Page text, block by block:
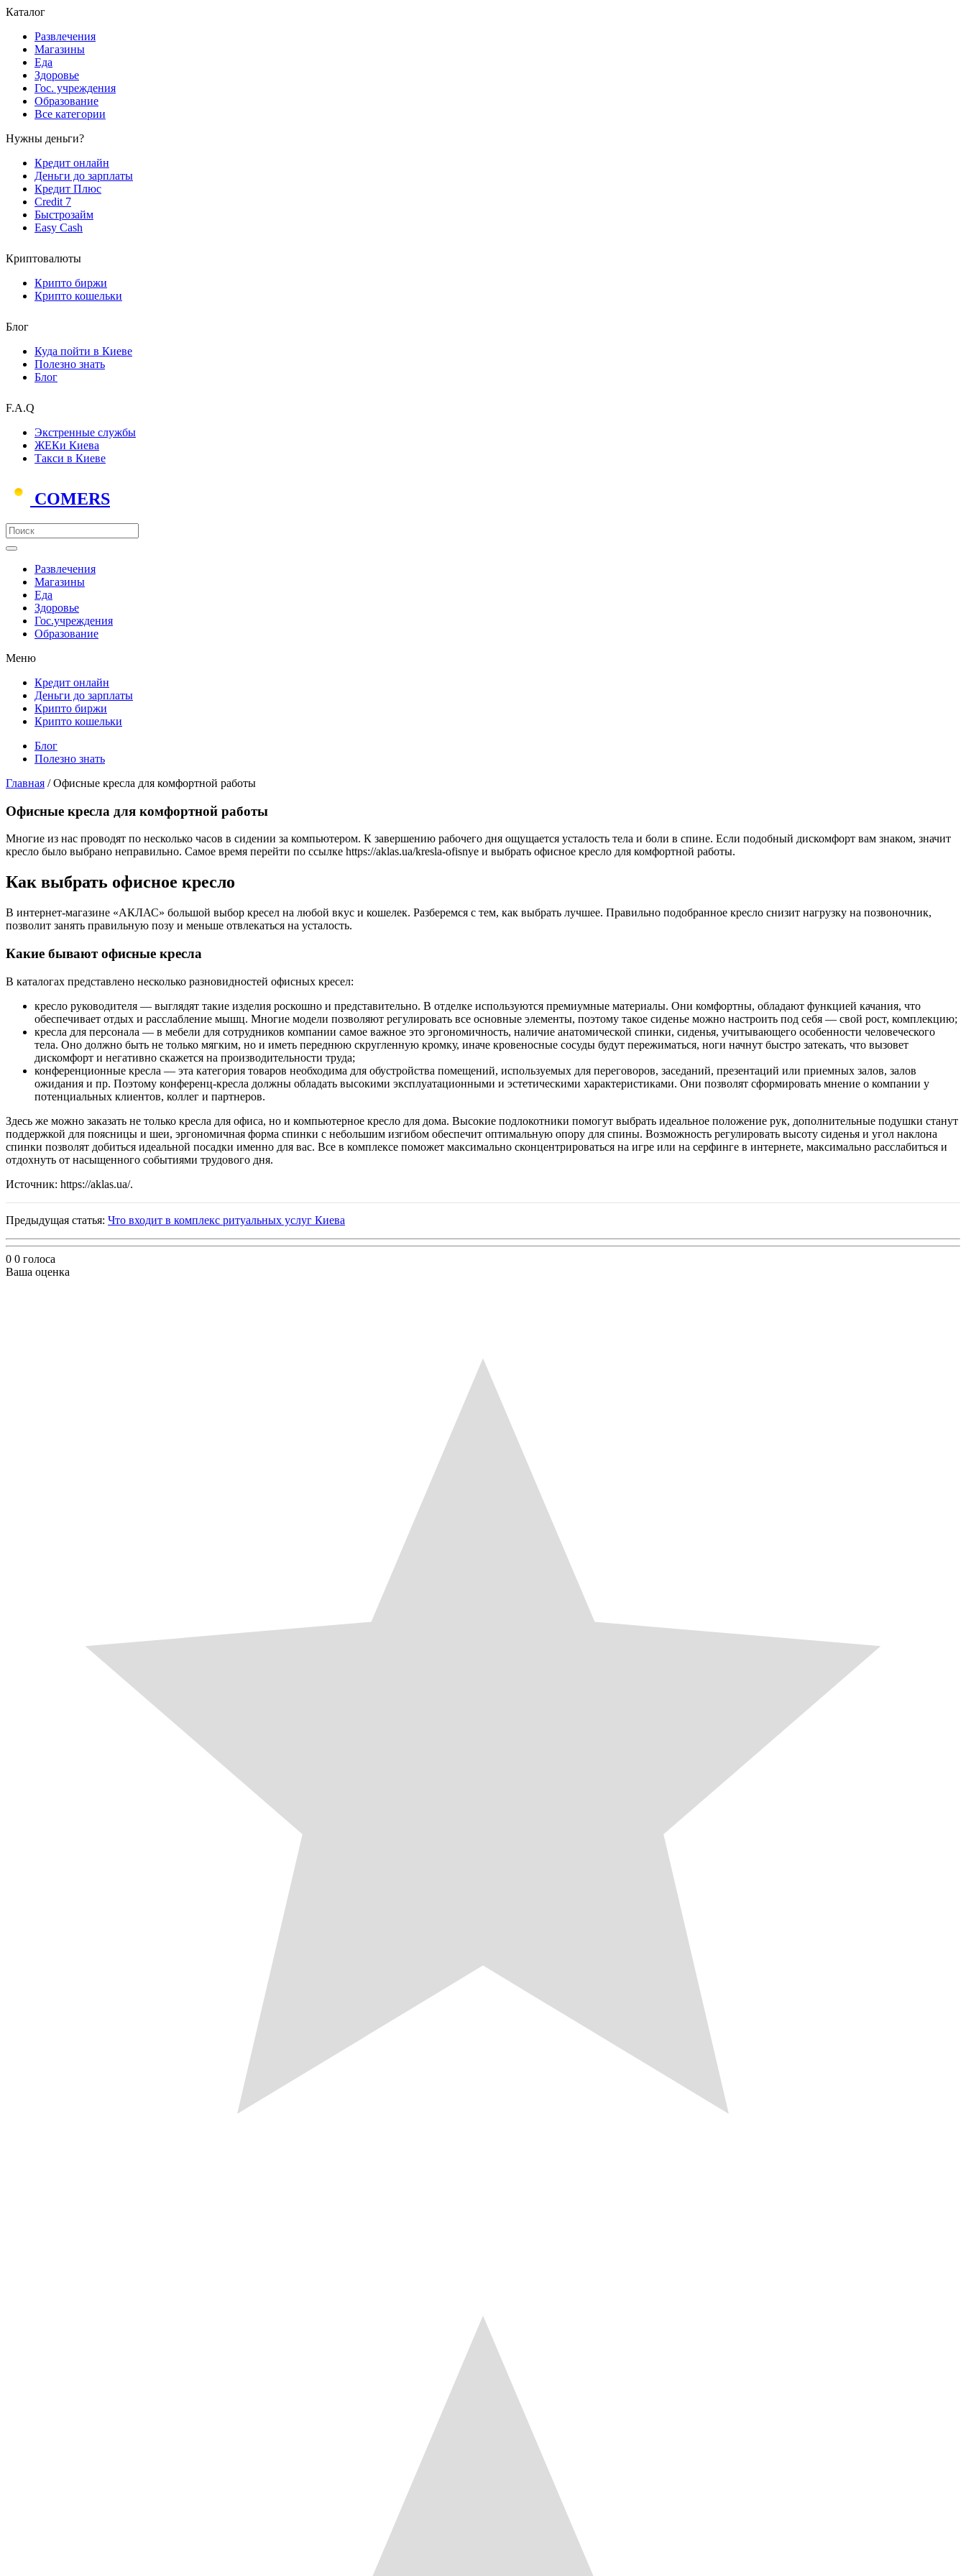
Каталог
Развлечения
Магазины
Еда
Здоровье
Гос. учреждения
Образование
Все категории
Нужны деньги?
Кредит онлайн
Деньги до зарплаты
Кредит Плюс
Credit 7
Быстрозайм
Easy Cash
Криптовалюты
Крипто биржи
Крипто кошельки
Блог
Куда пойти в Киеве
Полезно знать
Блог
F.A.Q
Экстренные службы
ЖЕКи Киева
Такси в Киеве
COMERS
Развлечения
Магазины
Еда
Здоровье
Гос.учреждения
Образование
Меню
Кредит онлайн
Деньги до зарплаты
Крипто биржи
Крипто кошельки
Блог
Полезно знать
Главная / Офисные кресла для комфортной работы
Офисные кресла для комфортной работы
Многие из нас проводят по несколько часов в сидении за компьютером. К завершению рабочего дня ощущается усталость тела и боли в спине. Если подобный дискомфорт вам знаком, значит
кресло было выбрано неправильно. Самое время перейти по ссылке https://aklas.ua/kresla-ofisnye и выбрать офисное кресло для комфортной работы.
Как выбрать офисное кресло
В интернет-магазине «АКЛАС» большой выбор кресел на любой вкус и кошелек. Разберемся с тем, как выбрать лучшее. Правильно подобранное кресло снизит нагрузку на позвоночник,
позволит занять правильную позу и меньше отвлекаться на усталость.
Какие бывают офисные кресла
В каталогах представлено несколько разновидностей офисных кресел:
кресло руководителя — выглядят такие изделия роскошно и представительно. В отделке используются премиумные материалы. Они комфортны, обладают функцией качания, что
обеспечивает отдых и расслабление мышц. Многие модели позволяют регулировать все основные элементы, поэтому такое сиденье можно настроить под себя — свой рост, комплекцию;
кресла для персонала — в мебели для сотрудников компании самое важное это эргономичность, наличие анатомической спинки, сиденья, учитывающего особенности человеческого
тела. Оно должно быть не только мягким, но и иметь переднюю скругленную кромку, иначе кровеносные сосуды будут пережиматься, ноги начнут быстро затекать, что вызовет
дискомфорт и негативно скажется на производительности труда;
конференционные кресла — эта категория товаров необходима для обустройства помещений, используемых для переговоров, заседаний, презентаций или приемных залов, залов
ожидания и пр. Поэтому конференц-кресла должны обладать высокими эксплуатационными и эстетическими характеристиками. Они позволят сформировать мнение о компании у
потенциальных клиентов, коллег и партнеров.
Здесь же можно заказать не только кресла для офиса, но и компьютерное кресло для дома. Высокие подлокотники помогут выбрать идеальное положение рук, дополнительные подушки станут
поддержкой для поясницы и шеи, эргономичная форма спинки с небольшим изгибом обеспечит оптимальную опору для спины. Возможность регулировать высоту сиденья и угол наклона
спинки позволят добиться идеальной посадки именно для вас. Все в комплексе поможет максимально сконцентрироваться на игре или на серфинге в интернете, максимально расслабиться и
отдохнуть от насыщенного событиями трудового дня.
Источник: https://aklas.ua/.
Предыдущая статья: Что входит в комплекс ритуальных услуг Киева
0 0 голоса
Ваша оценка